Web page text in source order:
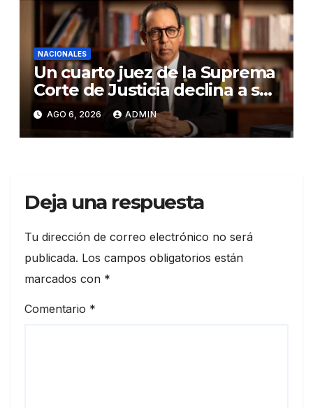
NACIONALES
Un cuarto juez de la Suprema
Corte de Justicia declina a ser
evaluado por el CNM
AGO 6, 2026 ADMIN
Deja una respuesta
Tu dirección de correo electrónico no será
publicada. Los campos obligatorios están
marcados con *
Comentario *